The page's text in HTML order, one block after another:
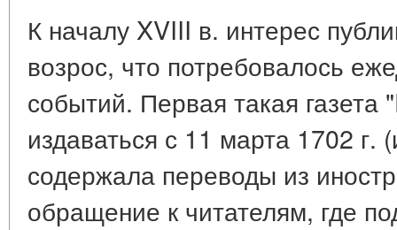
К началу XVIII в. интерес
возрос, что потребовалось
событий. Первая такая газета
издаваться с 11 марта 1702
содержала переводы из
обращение к читателям, где